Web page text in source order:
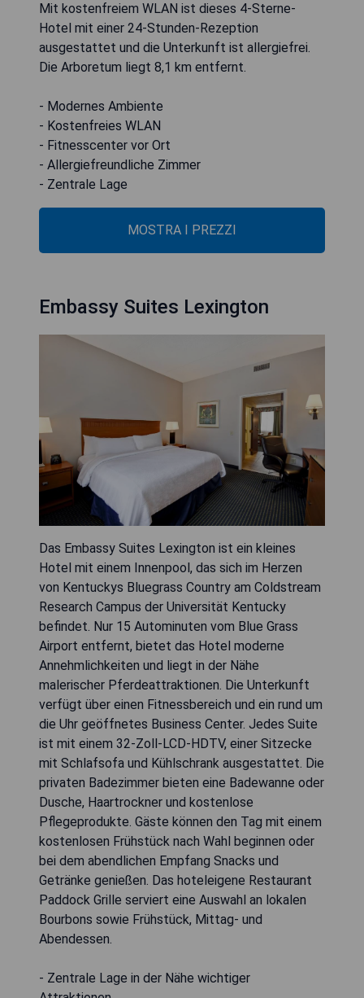
Mit kostenfreiem WLAN ist dieses 4-Sterne-
Hotel mit einer 24-Stunden-Rezeption
ausgestattet und die Unterkunft ist allergiefrei.
Die Arboretum liegt 8,1 km entfernt.
- Modernes Ambiente
- Kostenfreies WLAN
- Fitnesscenter vor Ort
- Allergiefreundliche Zimmer
- Zentrale Lage
MOSTRA I PREZZI
Embassy Suites Lexington
Das Embassy Suites Lexington ist ein kleines
Hotel mit einem Innenpool, das sich im Herzen
von Kentuckys Bluegrass Country am Coldstream
Research Campus der Universität Kentucky
befindet. Nur 15 Autominuten vom Blue Grass
Airport entfernt, bietet das Hotel moderne
Annehmlichkeiten und liegt in der Nähe
malerischer Pferdeattraktionen. Die Unterkunft
verfügt über einen Fitnessbereich und ein rund um
die Uhr geöffnetes Business Center. Jedes Suite
ist mit einem 32-Zoll-LCD-HDTV, einer Sitzecke
mit Schlafsofa und Kühlschrank ausgestattet. Die
privaten Badezimmer bieten eine Badewanne oder
Dusche, Haartrockner und kostenlose
Pflegeprodukte. Gäste können den Tag mit einem
kostenlosen Frühstück nach Wahl beginnen oder
bei dem abendlichen Empfang Snacks und
Getränke genießen. Das hoteleigene Restaurant
Paddock Grille serviert eine Auswahl an lokalen
Bourbons sowie Frühstück, Mittag- und
Abendessen.
- Zentrale Lage in der Nähe wichtiger